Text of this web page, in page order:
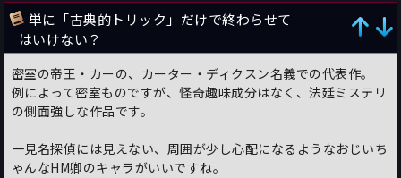
単に「古典的トリック」だけで終わらせて
はいけない？
密室の帝王・カーの、カーター・ディクスン名義での代表作。
例によって密室ものですが、怪奇趣味成分はなく、法廷ミステリ
の側面強しな作品です。
一見名探偵には見えない、周囲が少し心配になるようなおじいち
ゃんなHM卿のキャラがいいですね。